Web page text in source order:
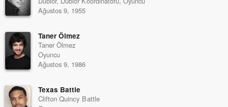
Ağustos 9, 1955
Taner Ölmez
Taner Ölmez
Oyuncu
Ağustos 9, 1986
Texas Battle
Clifton Quincy Battle